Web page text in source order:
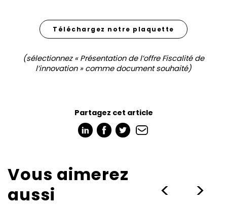
Téléchargez notre plaquette
(sélectionnez « Présentation de l’offre Fiscalité de
l’innovation » comme document souhaité)
Partagez cet article
Vous aimerez
aussi
> >